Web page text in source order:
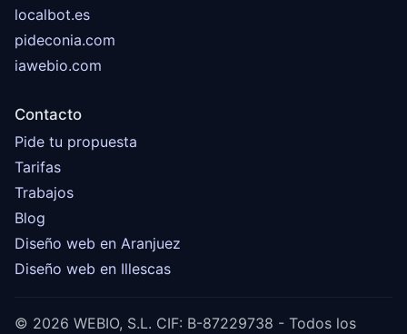
localbot.es
pideconia.com
iawebio.com
Contacto
Pide tu propuesta
Tarifas
Trabajos
Blog
Diseño web en Aranjuez
Diseño web en Illescas
© 2026 WEBIO, S.L. CIF: B-87229738 - Todos los